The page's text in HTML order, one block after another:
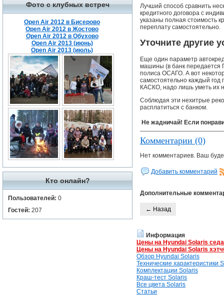
Фото с клубных встреч
Open Air 2012 в Бисерово
Open Air 2012 в Жостово
Open Air 2012 в Обухово
Open Air 2013 (июнь)
Open Air 2013 (июль)
Кто онлайн?
Пользователей: 0
Гостей: 207
Лучший способ сравнить
кредитного договора с
указаны полная стоимость
переплату самостоятельно.
Уточните другие
Еще один параметр
машины (в банк передается
полиса ОСАГО. А вот
самостоятельно каждый год
КАСКО, надо лишь уметь их
Соблюдая эти нехитрые
расплатиться с банком.
Не жадничай! Если
Комментарии (0)
Нет комментариев. Ваш
Добавить комментарий
Дополнительные
← Назад
Информация
Цены на Hyundai Solaris
Цены на Hyundai Solaris
Обзор Hyundai Solaris
Технические характеристики
Комплектации Solaris
Краш-тест Solaris
Все цвета Solaris
Статьи